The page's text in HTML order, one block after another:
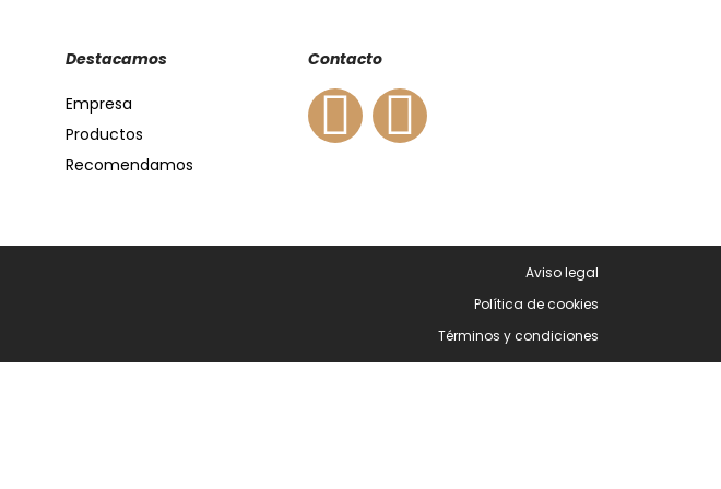
Destacamos
Empresa
Productos
Recomendamos
Contacto
Aviso legal
Política de cookies
Términos y condiciones